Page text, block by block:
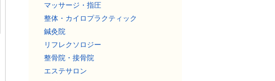
マッサージ・指圧
整体・カイロプラクティック
鍼灸院
リフレクソロジー
整骨院・接骨院
エステサロン